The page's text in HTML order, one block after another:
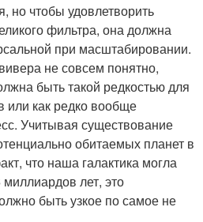
но чтобы удовлетворить
фильтра, она должна
при масштабировании.
не совсем понятно,
быть такой редкостью для
или как редко вообще
Учитывая существование
обитаемых планет в
что наша галактика могла
лет, это
быть узкое по самое не